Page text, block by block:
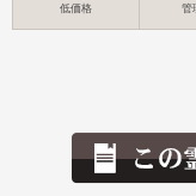
低価格 管